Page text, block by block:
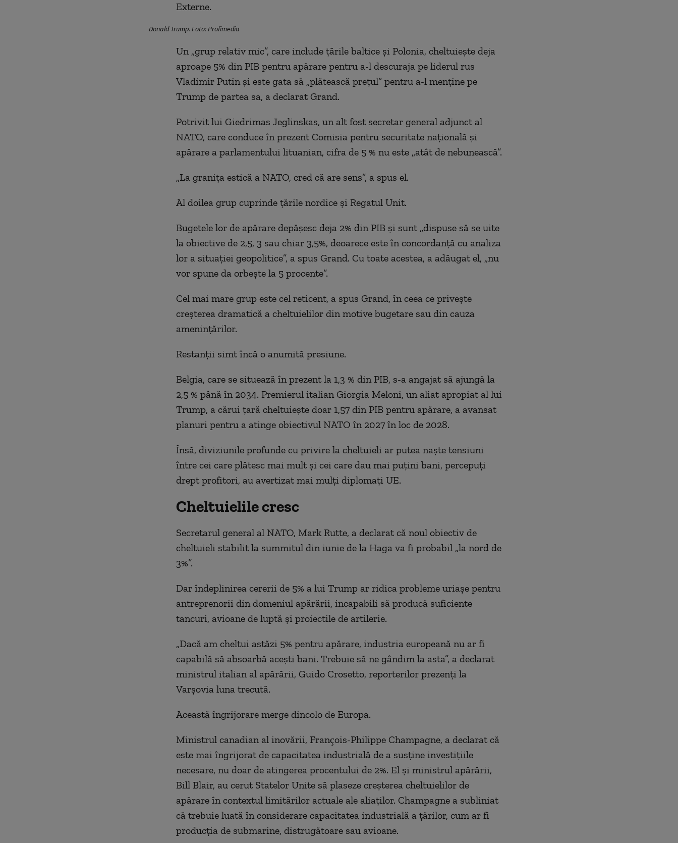
Externe.
Donald Trump. Foto: Profimedia
Un „grup relativ mic”, care include țările baltice și Polonia, cheltuiește deja
aproape 5% din PIB pentru apărare pentru a-l descuraja pe liderul rus
Vladimir Putin și este gata să „plătească prețul” pentru a-l menține pe
Trump de partea sa, a declarat Grand.
Potrivit lui Giedrimas Jeglinskas, un alt fost secretar general adjunct al
NATO, care conduce în prezent Comisia pentru securitate națională și
apărare a parlamentului lituanian, cifra de 5 % nu este „atât de nebunească”.
„La granița estică a NATO, cred că are sens”, a spus el.
Al doilea grup cuprinde țările nordice și Regatul Unit.
Bugetele lor de apărare depășesc deja 2% din PIB și sunt „dispuse să se uite
la obiective de 2,5, 3 sau chiar 3,5%, deoarece este în concordanță cu analiza
lor a situației geopolitice”, a spus Grand. Cu toate acestea, a adăugat el, „nu
vor spune da orbește la 5 procente”.
Cel mai mare grup este cel reticent, a spus Grand, în ceea ce privește
creșterea dramatică a cheltuielilor din motive bugetare sau din cauza
amenințărilor.
Restanții simt încă o anumită presiune.
Belgia, care se situează în prezent la 1,3 % din PIB, s-a angajat să ajungă la
2,5 % până în 2034. Premierul italian Giorgia Meloni, un aliat apropiat al lui
Trump, a cărui țară cheltuiește doar 1,57 din PIB pentru apărare, a avansat
planuri pentru a atinge obiectivul NATO în 2027 în loc de 2028.
Însă, diviziunile profunde cu privire la cheltuieli ar putea naște tensiuni
între cei care plătesc mai mult și cei care dau mai puțini bani, percepuți
drept profitori, au avertizat mai mulți diplomați UE.
Cheltuielile cresc
Secretarul general al NATO, Mark Rutte, a declarat că noul obiectiv de
cheltuieli stabilit la summitul din iunie de la Haga va fi probabil „la nord de
3%”.
Dar îndeplinirea cererii de 5% a lui Trump ar ridica probleme uriașe pentru
antreprenorii din domeniul apărării, incapabili să producă suficiente
tancuri, avioane de luptă și proiectile de artilerie.
„Dacă am cheltui astăzi 5% pentru apărare, industria europeană nu ar fi
capabilă să absoarbă acești bani. Trebuie să ne gândim la asta”, a declarat
ministrul italian al apărării, Guido Crosetto, reporterilor prezenți la
Varșovia luna trecută.
Această îngrijorare merge dincolo de Europa.
Ministrul canadian al inovării, François-Philippe Champagne, a declarat că
este mai îngrijorat de capacitatea industrială de a susține investițiile
necesare, nu doar de atingerea procentului de 2%. El și ministrul apărării,
Bill Blair, au cerut Statelor Unite să plaseze creșterea cheltuielilor de
apărare în contextul limitărilor actuale ale aliaților. Champagne a subliniat
că trebuie luată în considerare capacitatea industrială a țărilor, cum ar fi
producția de submarine, distrugătoare sau avioane.